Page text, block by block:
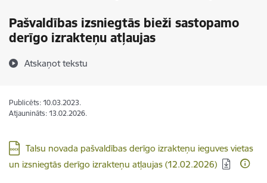
Pašvaldības izsniegtās bieži sastopamo
derīgo izrakteņu atļaujas
Atskaņot tekstu
Publicēts: 10.03.2023.
Atjaunināts: 13.02.2026.
Lejupielādēt:
Talsu novada pašvaldības derīgo izrakteņu ieguves vietas
un izsniegtās derīgo izrakteņu atļaujas (12.02.2026)